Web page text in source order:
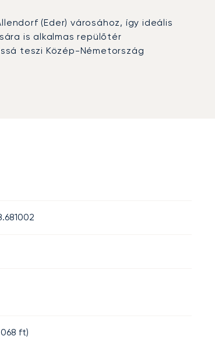
(Eder) városához, így ideális
is alkalmas repülőtér
teszi Közép-Németország
ft)